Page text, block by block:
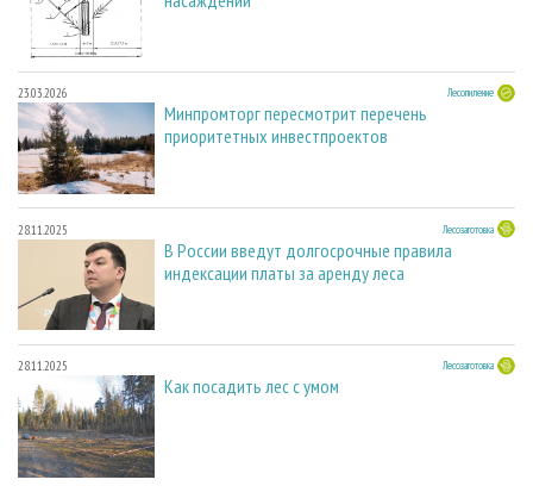
23.03.2026 Лесопиление
Минпромторг пересмотрит перечень
приоритетных инвестпроектов
28.11.2025 Лесозаготовка
В России введут долгосрочные правила
индексации платы за аренду леса
28.11.2025 Лесозаготовка
Как посадить лес с умом